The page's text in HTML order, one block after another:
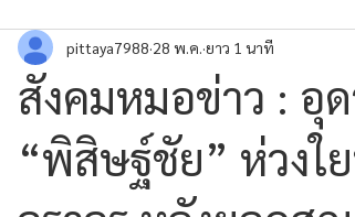
สังคมหมอข่าว : อุ
“พิสิษฐ์ชัย” ห่วงใ
pittaya7988 28 พ.ค. ยาว 1 นาที